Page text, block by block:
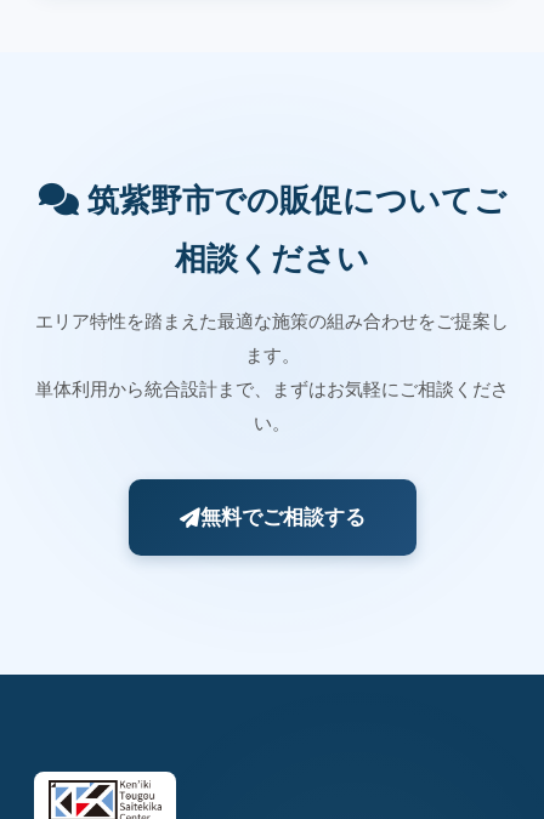
筑紫野市での販促についてご
相談ください
エリア特性を踏まえた最適な施策の組み合わせをご提案し
ます。
単体利用から統合設計まで、まずはお気軽にご相談くださ
い。
無料でご相談する